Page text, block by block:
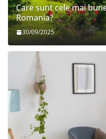
Care sunt cele mai
Romania?
30/09/2025